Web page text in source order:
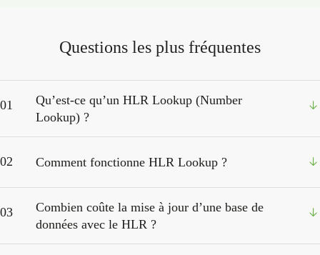
Questions les plus fréquentes
01
Qu’est-ce qu’un HLR Lookup (Number
Lookup) ?
02 Comment fonctionne HLR Lookup ?
03
Combien coûte la mise à jour d’une base de
données avec le HLR ?